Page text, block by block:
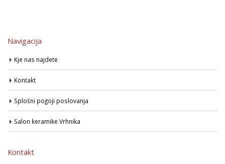
Navigacija
Kje nas najdete
Kontakt
Splošni pogoji poslovanja
Salon keramike Vrhnika
Kontakt